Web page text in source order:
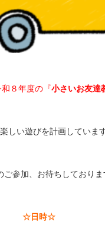
和８年度の『小さいお友達
しい遊びを計画していま
ご参加、お待ちしておりま
☆日時☆